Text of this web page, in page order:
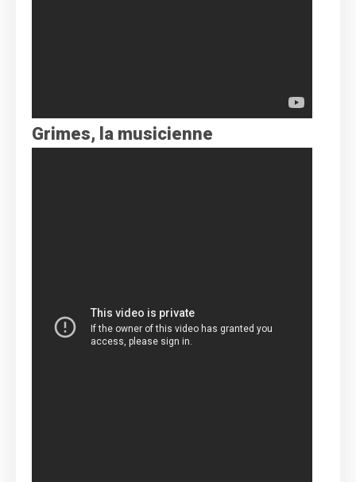
Grimes, la musicienne